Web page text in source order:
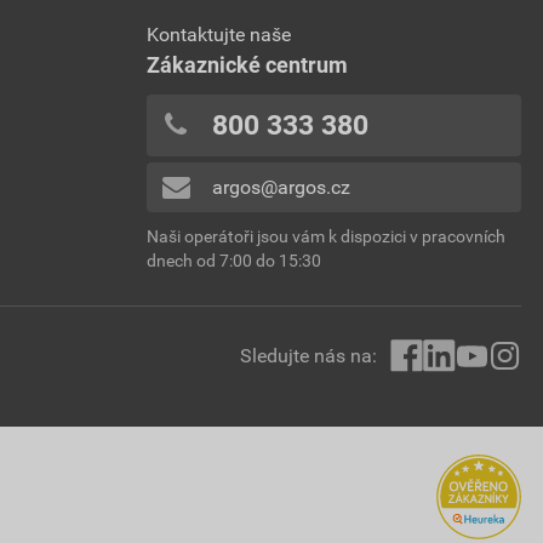
Kontaktujte naše
Zákaznické centrum
800 333 380
argos@argos.cz
Naši operátoři jsou vám k dispozici v pracovních
dnech od 7:00 do 15:30
Sledujte nás na: